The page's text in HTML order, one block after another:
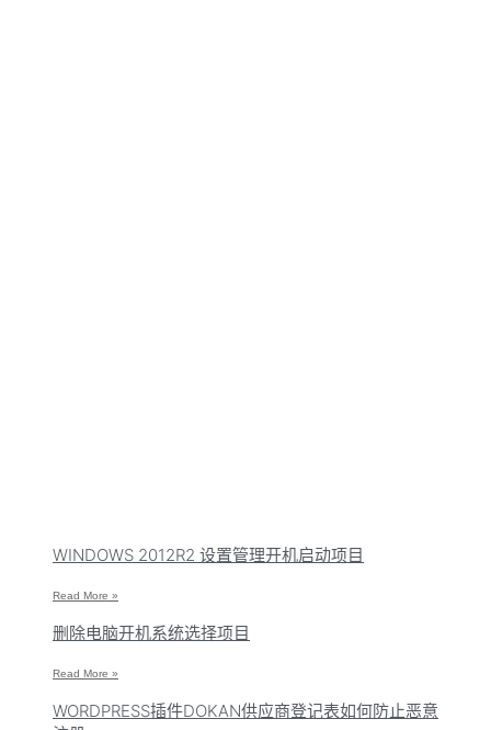
WINDOWS 2012R2 设置管理开机启动项目
Read More »
删除电脑开机系统选择项目
Read More »
WORDPRESS插件DOKAN供应商登记表如何防止恶意